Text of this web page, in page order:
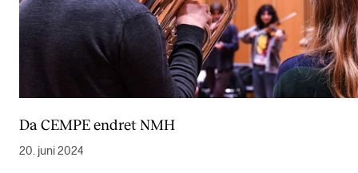
Da CEMPE endret NMH
20. juni 2024